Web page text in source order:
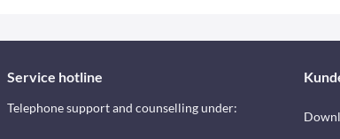
Service hotline
Telephone support and counselling under: